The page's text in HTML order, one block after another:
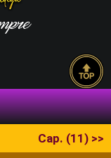
Cap. (11) >>